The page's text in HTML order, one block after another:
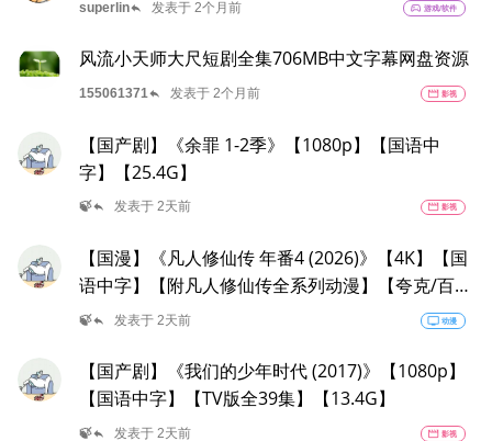
superlinreply 发表于 2个月前 sports_esports 游戏/软件
风流小天师大尺短剧全集706MB中文字幕网盘资源
155061371reply 发表于 2个月前 movie 影视
【国产剧】《余罪 1-2季》【1080p】【国语中
字】【25.4G】
🍃reply 发表于 2天前 movie 影视
【国漫】《凡人修仙传 年番4 (2026)》【4K】【国
语中字】【附凡人修仙传全系列动漫】【夸克/百
度】
🍃reply 发表于 2天前 tv 动漫
【国产剧】《我们的少年时代 (2017)》【1080p】
【国语中字】【TV版全39集】【13.4G】
🍃reply 发表于 2天前 movie 影视